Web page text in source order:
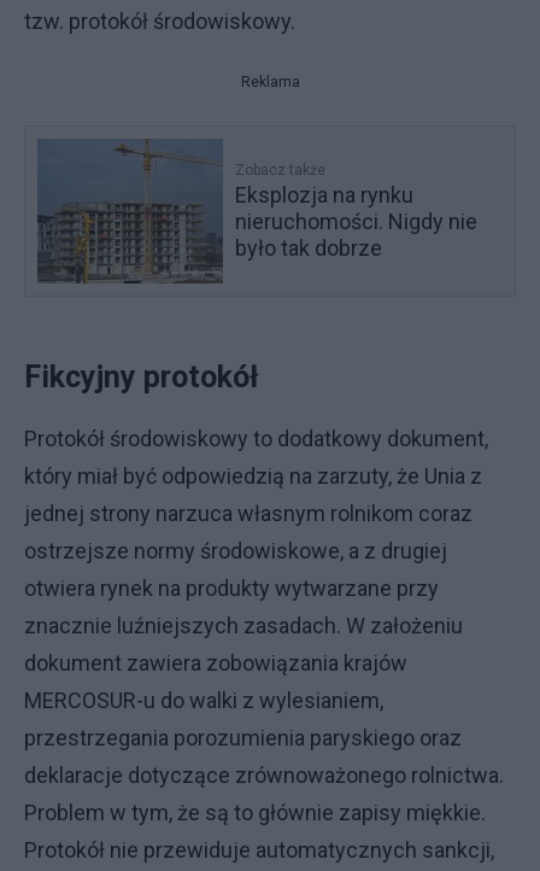
tzw. protokół środowiskowy.
Reklama
Zobacz także
Eksplozja na rynku
nieruchomości. Nigdy nie
było tak dobrze
Fikcyjny protokół
Protokół środowiskowy to dodatkowy dokument,
który miał być odpowiedzią na zarzuty, że Unia z
jednej strony narzuca własnym rolnikom coraz
ostrzejsze normy środowiskowe, a z drugiej
otwiera rynek na produkty wytwarzane przy
znacznie luźniejszych zasadach. W założeniu
dokument zawiera zobowiązania krajów
MERCOSUR-u do walki z wylesianiem,
przestrzegania porozumienia paryskiego oraz
deklaracje dotyczące zrównoważonego rolnictwa.
Problem w tym, że są to głównie zapisy miękkie.
Protokół nie przewiduje automatycznych sankcji,